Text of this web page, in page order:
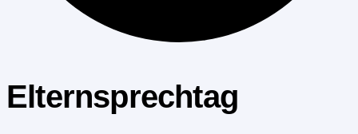
Elternsprechtag